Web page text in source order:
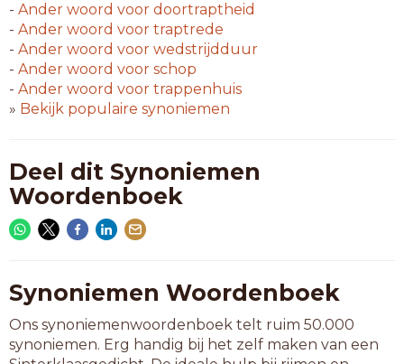
- Ander woord voor doortraptheid
- Ander woord voor traptrede
- Ander woord voor wedstrijdduur
- Ander woord voor schop
- Ander woord voor trappenhuis
» Bekijk populaire synoniemen
Deel dit Synoniemen
Woordenboek
Synoniemen Woordenboek
Ons synoniemenwoordenboek telt ruim 50.000
synoniemen. Erg handig bij het zelf maken van een